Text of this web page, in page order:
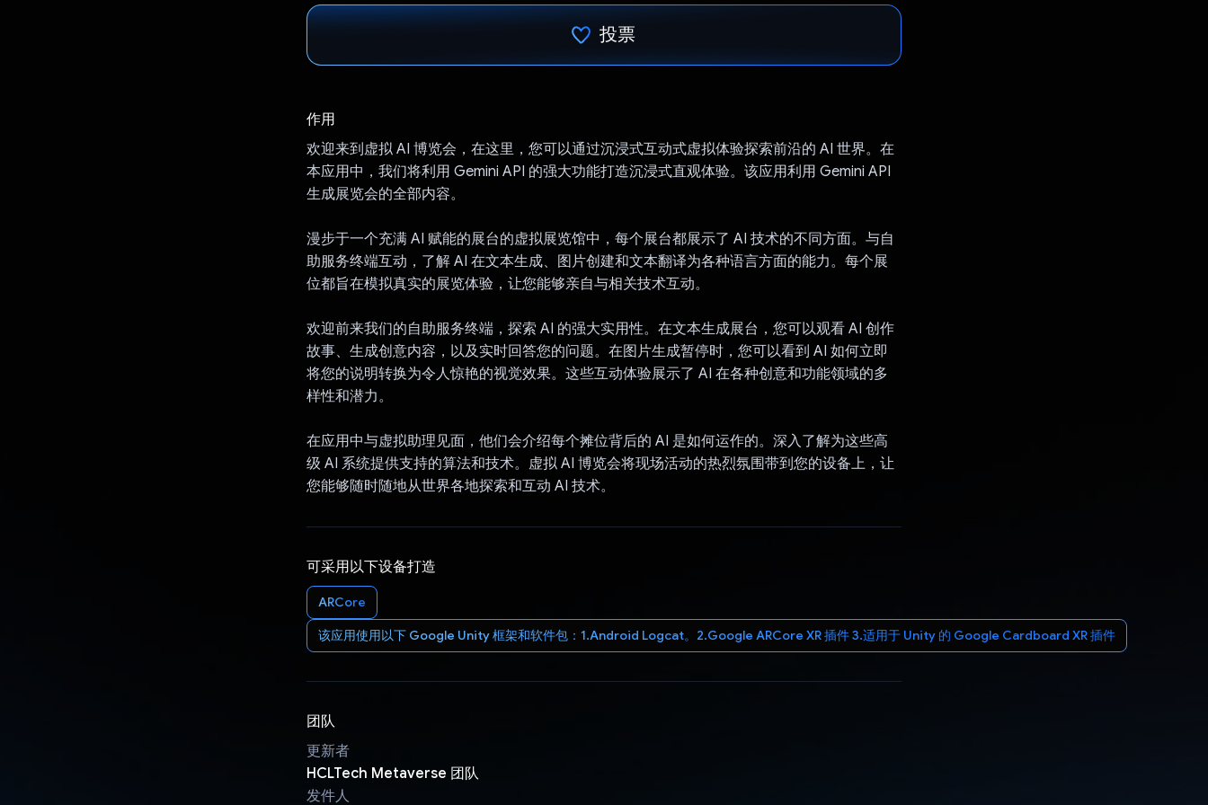
投票
作用
欢迎来到虚拟 AI 博览会，在这里，您可以通过沉浸式互动式虚拟体验探索前沿的 AI 世界。在
本应用中，我们将利用 Gemini API 的强大功能打造沉浸式直观体验。该应用利用 Gemini API
生成展览会的全部内容。
漫步于一个充满 AI 赋能的展台的虚拟展览馆中，每个展台都展示了 AI 技术的不同方面。与自
助服务终端互动，了解 AI 在文本生成、图片创建和文本翻译为各种语言方面的能力。每个展
位都旨在模拟真实的展览体验，让您能够亲自与相关技术互动。
欢迎前来我们的自助服务终端，探索 AI 的强大实用性。在文本生成展台，您可以观看 AI 创作
故事、生成创意内容，以及实时回答您的问题。在图片生成暂停时，您可以看到 AI 如何立即
将您的说明转换为令人惊艳的视觉效果。这些互动体验展示了 AI 在各种创意和功能领域的多
样性和潜力。
在应用中与虚拟助理见面，他们会介绍每个摊位背后的 AI 是如何运作的。深入了解为这些高
级 AI 系统提供支持的算法和技术。虚拟 AI 博览会将现场活动的热烈氛围带到您的设备上，让
您能够随时随地从世界各地探索和互动 AI 技术。
可采用以下设备打造
ARCore
该应用使用以下 Google Unity 框架和软件包：1.Android Logcat。2.Google ARCore XR 插件 3.适用于 Unity 的 Google Cardboard XR 插件
团队
更新者
HCLTech Metaverse 团队
发件人